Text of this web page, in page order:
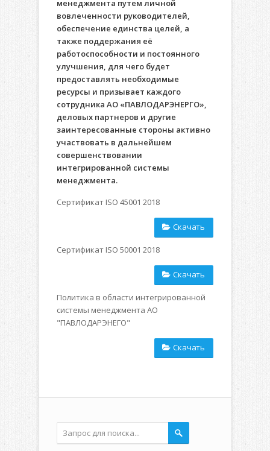
менеджмента путем личной
вовлеченности руководителей,
обеспечение единства целей, а
также поддержания её
работоспособности и постоянного
улучшения, для чего будет
предоставлять необходимые
ресурсы и призывает каждого
сотрудника АО «ПАВЛОДАРЭНЕРГО»,
деловых партнеров и другие
заинтересованные стороны активно
участвовать в дальнейшем
совершенствовании
интегрированной системы
менеджмента.
Cертификат ISO 45001 2018
Скачать
Cертификат ISO 50001 2018
Скачать
Политика в области интегрированной
системы менеджмента АО
"ПАВЛОДАРЭНЕГО"
Скачать